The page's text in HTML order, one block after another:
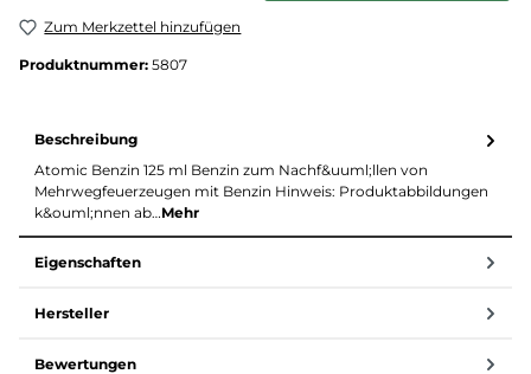
Zum Merkzettel hinzufügen
Produktnummer: 5807
Beschreibung
Atomic Benzin 125 ml Benzin zum Nachf&uuml;llen von
Mehrwegfeuerzeugen mit Benzin Hinweis: Produktabbildungen
k&ouml;nnen ab…Mehr
Eigenschaften
Hersteller
Bewertungen